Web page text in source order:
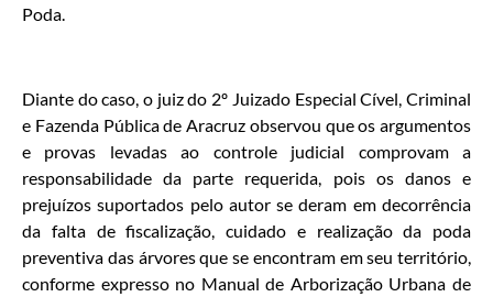
Poda.
Diante do caso, o juiz do 2º Juizado Especial Cível, Criminal
e Fazenda Pública de Aracruz observou que os argumentos
e provas levadas ao controle judicial comprovam a
responsabilidade da parte requerida, pois os danos e
prejuízos suportados pelo autor se deram em decorrência
da falta de fiscalização, cuidado e realização da poda
preventiva das árvores que se encontram em seu território,
conforme expresso no Manual de Arborização Urbana de